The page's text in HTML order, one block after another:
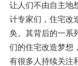
让人们不由自主地
计专家们，住宅改
奂。其背后的一系
们的住宅改造梦想
有很多人持续关注